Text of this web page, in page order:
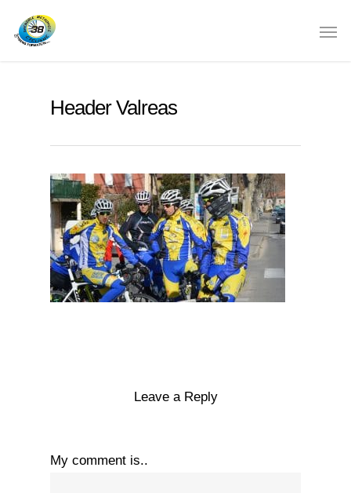
Header Valreas
Leave a Reply
My comment is..